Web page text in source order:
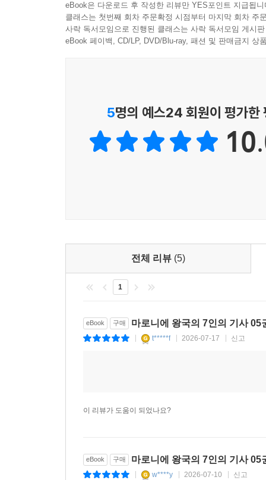
eBook은 다운로드 후 작성한 리뷰만 YES포인트 지급됩니
클래스는 첫번째 회차 주문확정 시점부터 마지막 회차 주
사락 독서모임으로 진행된 클래스는 사락 독서모임 게시
eBook 페이백, CD/LP, DVD/Blu-ray, 패션 및 판매금지 상
5명의 예스24 회원이 평가한
전체 리뷰 (5)
1
eBook 구매 마로니에 왕국의 7인의 기사 05
t*****f 2026-07-17 신고
이 리뷰가 도움이 되었나요?
eBook 구매 마로니에 왕국의 7인의 기사 05
w****y 2026-07-10 신고